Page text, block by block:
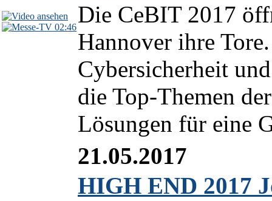
02:46Die CeBIT 2017
Hannover ihre
Cybersicherheit
die Top-Themen
Lösungen für eine
21.05.2017
HIGH END 2017